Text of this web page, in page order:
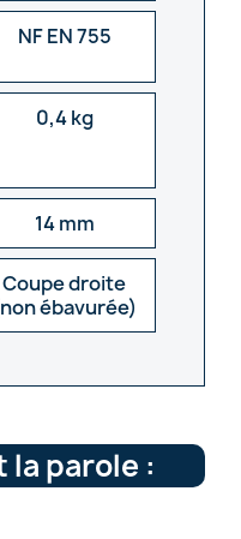
NF EN 755
0,4 kg
14 mm
Coupe droite
ébavurée)
la parole :